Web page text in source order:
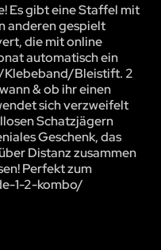
Es gibt eine Staffel mit
anderen gespielt
die mit online
automatisch ein
Klebeband/Bleistift. 2
& ob ihr einen
sich verzweifelt
Schatzjägern
Geschenk, das
Distanz zusammen
Perfekt zum
1-2-kombo/